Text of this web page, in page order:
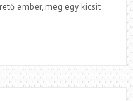
ember, meg egy kicsit